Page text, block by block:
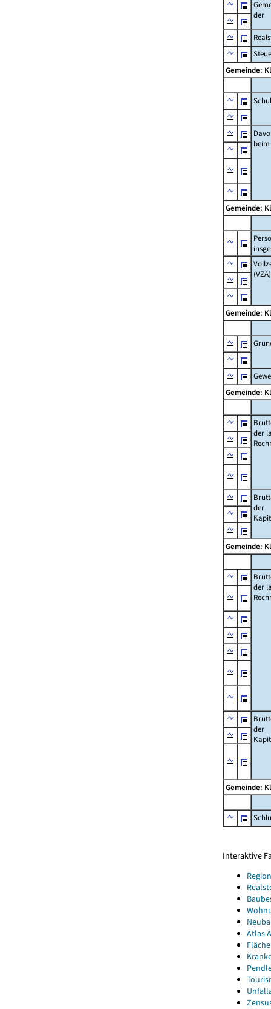
der
Gemeinde:
beim
Gemeinde:
(VZÄ)
Gemeinde:
Gemeinde:
der
der
Gemeinde:
der
der
Gemeinde:
Interaktive
Atlas